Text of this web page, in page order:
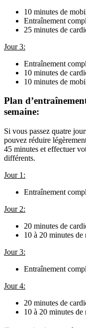
10 minutes de
Entraînement
25 minutes de
Jour 3:
Entraînement
10 minutes de
10 minutes de
Plan
semaine:
Si vous passez quatre
pouvez réduire
45 minutes et effectuer
différents.
Jour 1:
Entraînement
Jour 2:
20 minutes de
10 à 20 minutes
Jour 3:
Entraînement
Jour 4:
20 minutes de
10 à 20 minutes